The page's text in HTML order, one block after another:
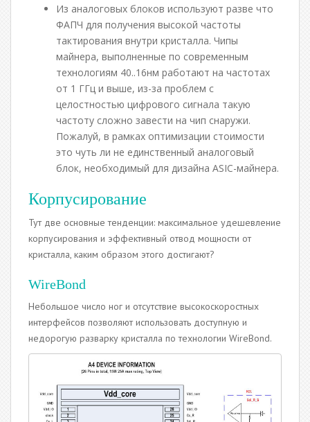
Из аналоговых блоков используют разве что
ФАПЧ для получения высокой частоты
тактирования внутри кристалла. Чипы
майнера, выполненные по современным
технологиям 40..16нм работают на частотах
от 1 ГГц и выше, из-за проблем с
целостностью цифрового сигнала такую
частоту сложно завести на чип снаружи.
Пожалуй, в рамках оптимизации стоимости
это чуть ли не единственный аналоговый
блок, необходимый для дизайна ASIC-майнера.
Корпусирование
Тут две основные тенденции: максимальное удешевление
корпусирования и эффективный отвод мощности от
кристалла, каким образом этого достигают?
WireBond
Небольшое число ног и отсутствие высокоскоростных
интерфейсов позволяют использовать доступную и
недорогую разварку кристалла по технологии WireBond.